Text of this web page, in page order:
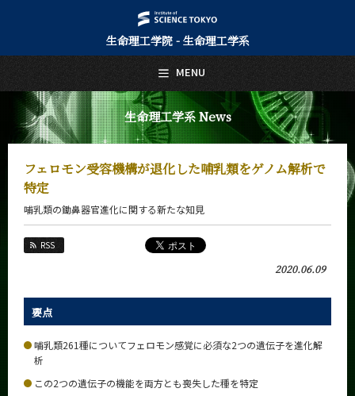
生命理工学院 - 生命理工学系
生命理工学系 News
フェロモン受容機構が退化した哺乳類をゲノム解析で
特定
哺乳類の鋤鼻器官進化に関する新たな知見
RSS
2020.06.09
要点
哺乳類261種についてフェロモン感覚に必須な2つの遺伝子を進化解
析
この2つの遺伝子の機能を両方とも喪失した種を特定
MENU
日本語 English
トップページ
Top Page
生命理工学系について
About Us
教育
Education
教員・研究室
入学案内
生命理工学系 News